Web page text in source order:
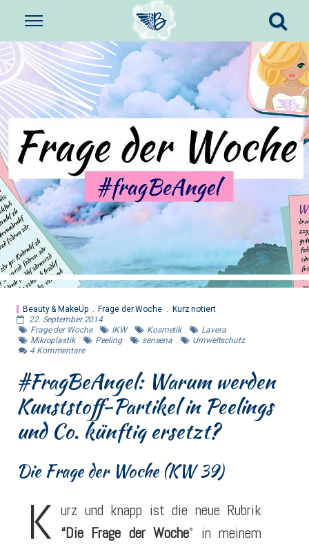
Beauty & MakeUp Frage der Woche
Kurz notiert
22. September 2014
Frage der Woche
IKW Kosmetik
Lavera
Mikroplastik
Peeling sensena
Umweltschutz
4 Kommentare
#FragBeAngel: Warum werden
Kunststoff-Partikel in Peelings
und Co. künftig ersetzt?
Die Frage der Woche (KW 39)
K urz und knapp ist die neue Rubrik
“Die Frage der Woche” in meinem